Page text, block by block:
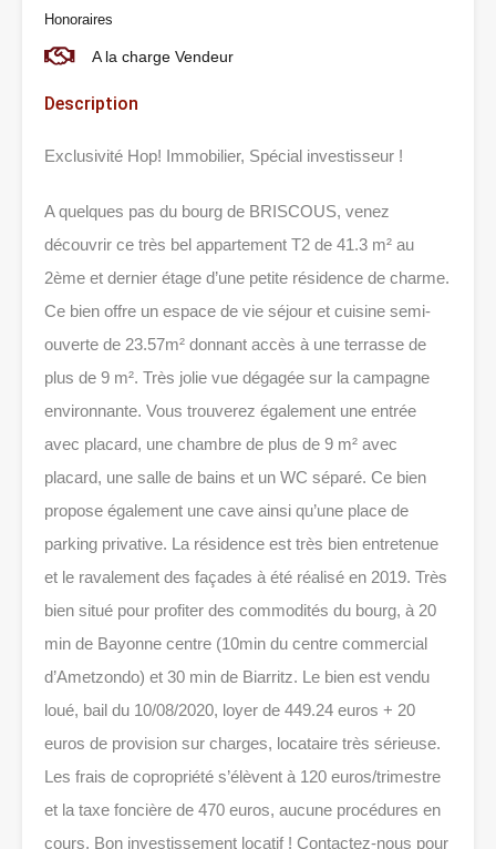
Honoraires
A la charge Vendeur
Description
Exclusivité Hop! Immobilier, Spécial investisseur !
A quelques pas du bourg de BRISCOUS, venez
découvrir ce très bel appartement T2 de 41.3 m² au
2ème et dernier étage d’une petite résidence de charme.
Ce bien offre un espace de vie séjour et cuisine semi-
ouverte de 23.57m² donnant accès à une terrasse de
plus de 9 m². Très jolie vue dégagée sur la campagne
environnante. Vous trouverez également une entrée
avec placard, une chambre de plus de 9 m² avec
placard, une salle de bains et un WC séparé. Ce bien
propose également une cave ainsi qu’une place de
parking privative. La résidence est très bien entretenue
et le ravalement des façades à été réalisé en 2019. Très
bien situé pour profiter des commodités du bourg, à 20
min de Bayonne centre (10min du centre commercial
d’Ametzondo) et 30 min de Biarritz. Le bien est vendu
loué, bail du 10/08/2020, loyer de 449.24 euros + 20
euros de provision sur charges, locataire très sérieuse.
Les frais de copropriété s’élèvent à 120 euros/trimestre
et la taxe foncière de 470 euros, aucune procédures en
cours. Bon investissement locatif ! Contactez-nous pour